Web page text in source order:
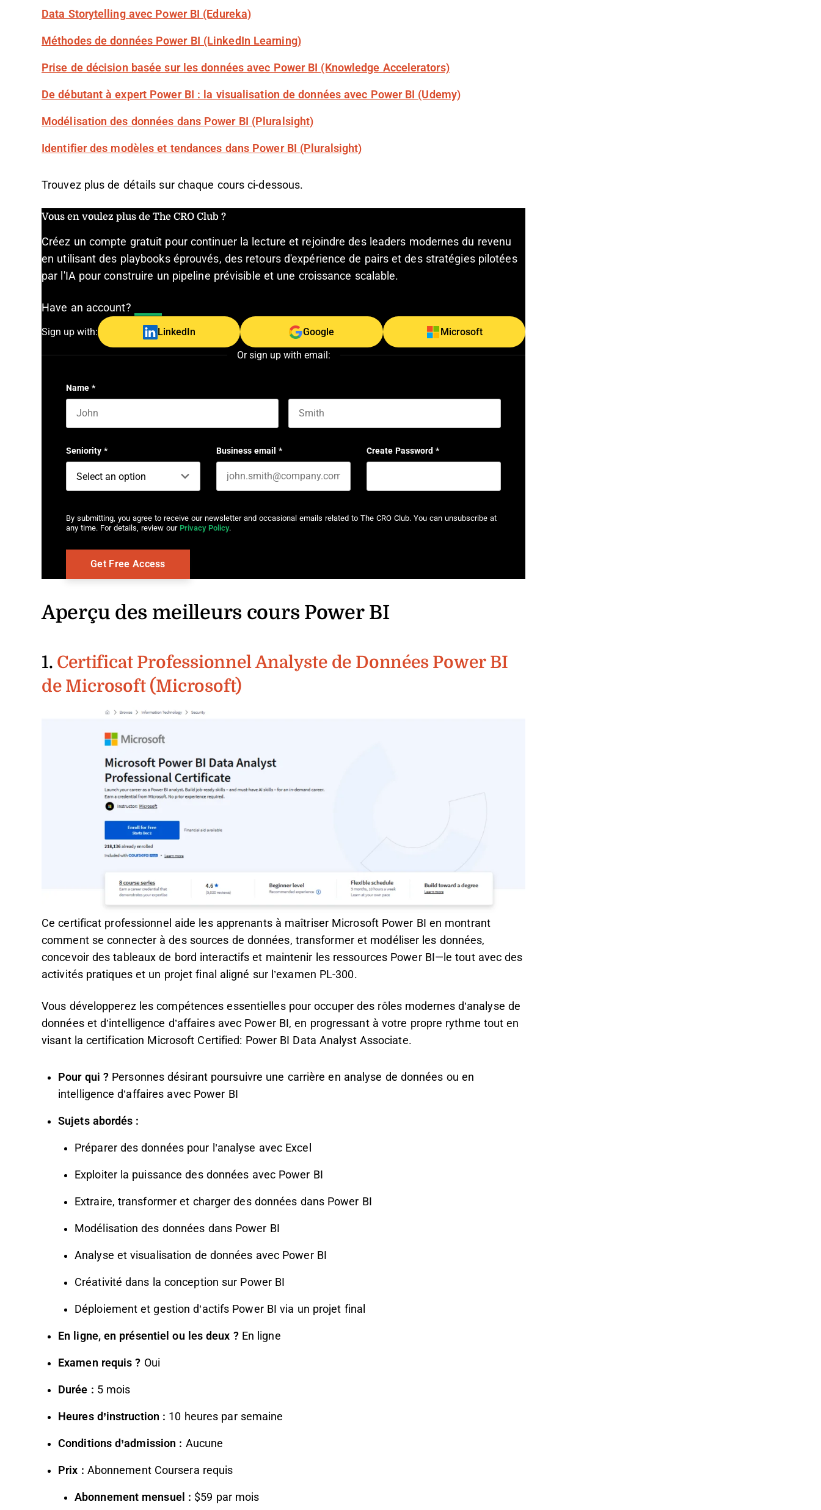
Data Storytelling avec Power BI (Edureka)
Méthodes de données Power BI (LinkedIn Learning)
Prise de décision basée sur les données avec Power BI (Knowledge Accelerators)
De débutant à expert Power BI : la visualisation de données avec Power BI (Udemy)
Modélisation des données dans Power BI (Pluralsight)
Identifier des modèles et tendances dans Power BI (Pluralsight)
Trouvez plus de détails sur chaque cours ci-dessous.
Vous en voulez plus de The CRO Club ?
Créez un compte gratuit pour continuer la lecture et rejoindre des leaders modernes du revenu
en utilisant des playbooks éprouvés, des retours d'expérience de pairs et des stratégies pilotées
par l'IA pour construire un pipeline prévisible et une croissance scalable.
Have an account?
Sign up with: LinkedIn Google Microsoft
Or sign up with email:
Name *
Seniority * Business email * Create Password *
By submitting, you agree to receive our newsletter and occasional emails related to The CRO Club. You can unsubscribe at
any time. For details, review our Privacy Policy.
Aperçu des meilleurs cours Power BI
1.Certificat Professionnel Analyste de Données Power BI
de Microsoft (Microsoft)
Ce certificat professionnel aide les apprenants à maîtriser Microsoft Power BI en montrant
comment se connecter à des sources de données, transformer et modéliser les données,
concevoir des tableaux de bord interactifs et maintenir les ressources Power BI—le tout avec des
activités pratiques et un projet final aligné sur l’examen PL-300.
Vous développerez les compétences essentielles pour occuper des rôles modernes d’analyse de
données et d’intelligence d’affaires avec Power BI, en progressant à votre propre rythme tout en
visant la certification Microsoft Certified: Power BI Data Analyst Associate.
Pour qui ? Personnes désirant poursuivre une carrière en analyse de données ou en
intelligence d’affaires avec Power BI
Sujets abordés :
Préparer des données pour l’analyse avec Excel
Exploiter la puissance des données avec Power BI
Extraire, transformer et charger des données dans Power BI
Modélisation des données dans Power BI
Analyse et visualisation de données avec Power BI
Créativité dans la conception sur Power BI
Déploiement et gestion d’actifs Power BI via un projet final
En ligne, en présentiel ou les deux ?En ligne
Examen requis ? Oui
Durée : 5 mois
Heures d’instruction : 10 heures par semaine
Conditions d’admission : Aucune
Prix : Abonnement Coursera requis
Abonnement mensuel : $59 par mois